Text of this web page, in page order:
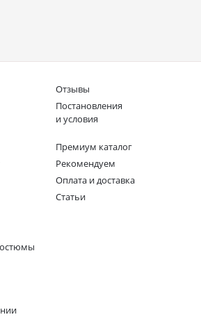
Отзывы
Постановления
и условия
Премиум каталог
Рекомендуем
Оплата и доставка
Статьи